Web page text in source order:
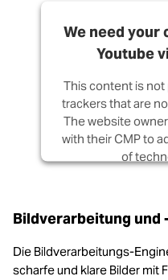
We need your
Youtube
This content is
trackers that are
The website
with their CMP to
of
Bildverarbeitung und
Die Bildverarbeitungs-
scharfe und klare Bilder mit